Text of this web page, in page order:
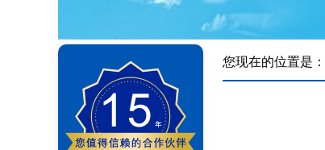
您现在的位置是：